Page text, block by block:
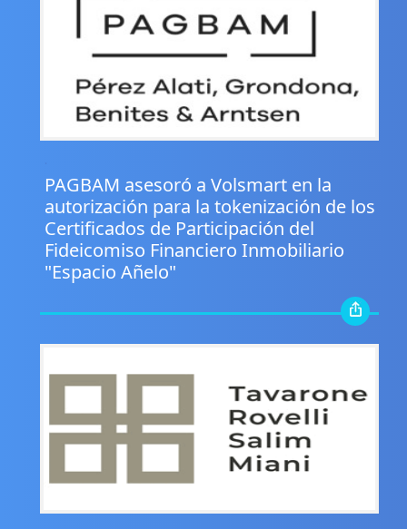
PAGBAM asesoró a Volsmart en la
autorización para la tokenización de los
Certificados de Participación del
Fideicomiso Financiero Inmobiliario
"Espacio Añelo"